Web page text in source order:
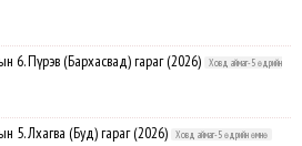
6. Пүрэв (Бархасвад) гараг (2026)
Ховд аймаг-5 өдрийн
5. Лхагва (Буд) гараг (2026) Ховд аймаг-5 өдрийн өмнө